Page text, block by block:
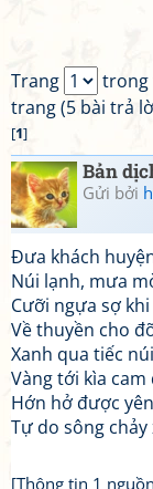
Trang
trong
trang (5 bài trả
[1]
Bản
Gửi bởi
Đưa khách
Núi lạnh, mưa
Cưỡi ngựa sợ
Về thuyền cho
Xanh qua tiếc
Vàng tới kìa cam
Hớn hở được
Tự do sông chảy
[Thông tin 1